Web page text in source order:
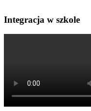
Integracja w szkole